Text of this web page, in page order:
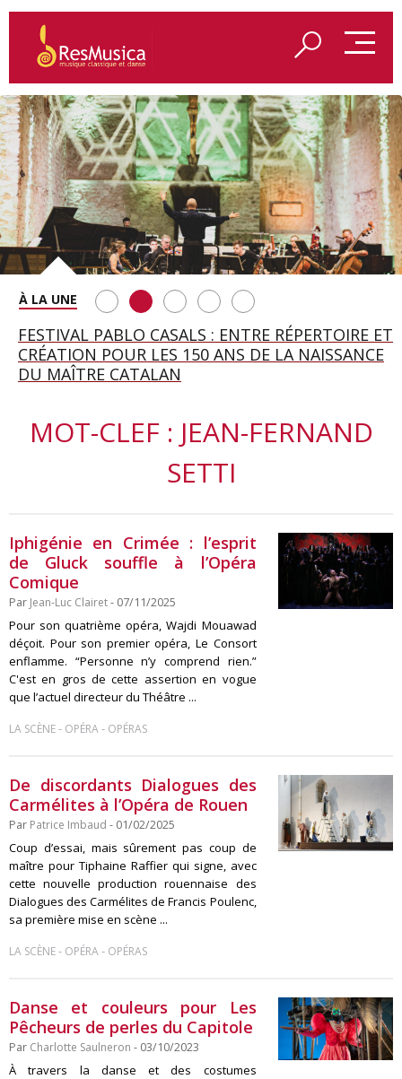
SAINT FRANÇOIS D’ASSISE À SALZBOURG, UNE
SOIRÉE IMMENSE PORTÉE PAR ROMEO
CASTELLUCCI ET MAXIME PASCAL
FESTIVAL PABLO CASALS : ENTRE RÉPERTOIRE ET
CRÉATION POUR LES 150 ANS DE LA NAISSANCE
DU MAÎTRE CATALAN
A BAYREUTH, LE 150E ANNIVERSAIRE DU RING
WAGNÉRIEN GÉNÉRÉ PAR L’IA
BETSY JOLAS FÊTE SON CENTIÈME
ANNIVERSAIRE
GEORGE BENJAMIN : « MES PARENTS AVAIENT
CETTE EXIGENCE DE L’OBJET CISELÉ »
MOT-CLEF : JEAN-FERNAND
SETTI
Iphigénie en Crimée : l’esprit
de Gluck souffle à l’Opéra
Comique
Par Jean-Luc Clairet- 07/11/2025
Pour son quatrième opéra, Wajdi Mouawad
déçoit. Pour son premier opéra, Le Consort
enflamme. “Personne n’y comprend rien.”
C'est en gros de cette assertion en vogue
que l’actuel directeur du Théâtre ...
LA SCÈNE- OPÉRA- OPÉRAS
De discordants Dialogues des
Carmélites à l’Opéra de Rouen
Par Patrice Imbaud - 01/02/2025
Coup d’essai, mais sûrement pas coup de
maître pour Tiphaine Raffier qui signe, avec
cette nouvelle production rouennaise des
Dialogues des Carmélites de Francis Poulenc,
sa première mise en scène ...
LA SCÈNE- OPÉRA- OPÉRAS
Danse et couleurs pour Les
Pêcheurs de perles du Capitole
Par Charlotte Saulneron - 03/10/2023
À travers la danse et des costumes